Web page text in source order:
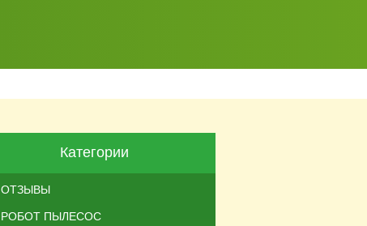
Категории
ОТЗЫВЫ
РОБОТ ПЫЛЕСОС